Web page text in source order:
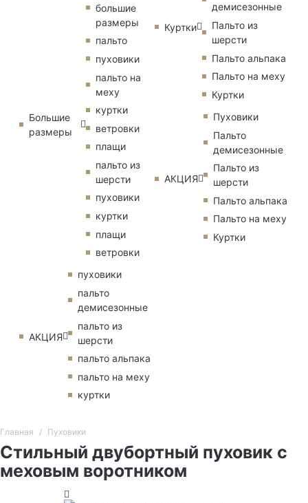
Большие
размеры
большие
размеры
пальто
пуховики
пальто на
меху
куртки
ветровки
плащи
пальто из
шерсти
пуховики
куртки
плащи
ветровки
АКЦИЯ
пуховики
пальто
демисезонные
пальто из
шерсти
пальто альпака
пальто на меху
куртки
Куртки
демисезонные
Пальто из
шерсти
Пальто альпака
Пальто на меху
Куртки
АКЦИЯ
Пуховики
Пальто
демисезонные
Пальто из
шерсти
Пальто альпака
Пальто на меху
Куртки
Главная Пуховики
Стильный двубортный пуховик с
меховым воротником